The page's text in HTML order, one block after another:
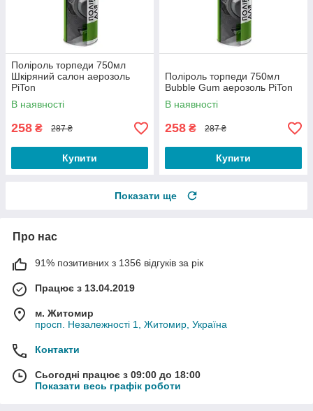
Поліроль торпеди 750мл
Шкіряний салон аерозоль
PiTon
В наявності
258 ₴ 287 ₴
Купити
Поліроль торпеди 750мл
Bubble Gum аерозоль PiTon
В наявності
258 ₴ 287 ₴
Купити
Показати ще
Про нас
91% позитивних з 1356 відгуків за рік
Працює з 13.04.2019
м. Житомир
просп. Незалежності 1, Житомир, Україна
Контакти
Сьогодні працює з 09:00 до 18:00
Показати весь графік роботи